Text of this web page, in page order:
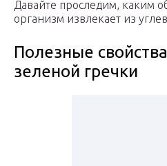
Давайте проследим, каким
организм извлекает из
Полезные
зеленой гречки